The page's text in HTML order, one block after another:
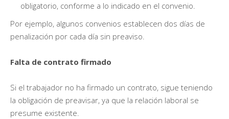
obligatorio, conforme a lo indicado en el convenio.
Por ejemplo, algunos convenios establecen dos días de
penalización por cada día sin preaviso.
Falta de contrato firmado
Si el trabajador no ha firmado un contrato, sigue teniendo
la obligación de preavisar, ya que la relación laboral se
presume existente.